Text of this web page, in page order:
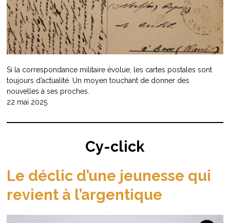
Si la correspondance militaire évolue, les cartes postales sont
toujours d’actualité. Un moyen touchant de donner des
nouvelles à ses proches.
22 mai 2025
Cy-click
Le déclic d’une jeunesse qui
revient à l’argentique